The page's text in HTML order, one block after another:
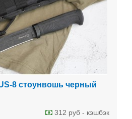
8 стоунвошь черный
312 руб - кэшбэк